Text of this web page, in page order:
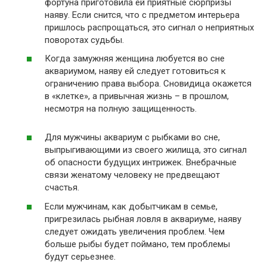
фортуна приготовила ей приятные сюрпризы
наяву. Если снится, что с предметом интерьера
пришлось распрощаться, это сигнал о неприятных
поворотах судьбы.
Когда замужняя женщина любуется во сне
аквариумом, наяву ей следует готовиться к
ограничению права выбора. Сновидица окажется
в «клетке», а привычная жизнь – в прошлом,
несмотря на полную защищенность.
Для мужчины аквариум с рыбками во сне,
выпрыгивающими из своего жилища, это сигнал
об опасности будущих интрижек. Внебрачные
связи женатому человеку не предвещают
счастья.
Если мужчинам, как добытчикам в семье,
пригрезилась рыбная ловля в аквариуме, наяву
следует ожидать увеличения проблем. Чем
больше рыбы будет поймано, тем проблемы
будут серьезнее.